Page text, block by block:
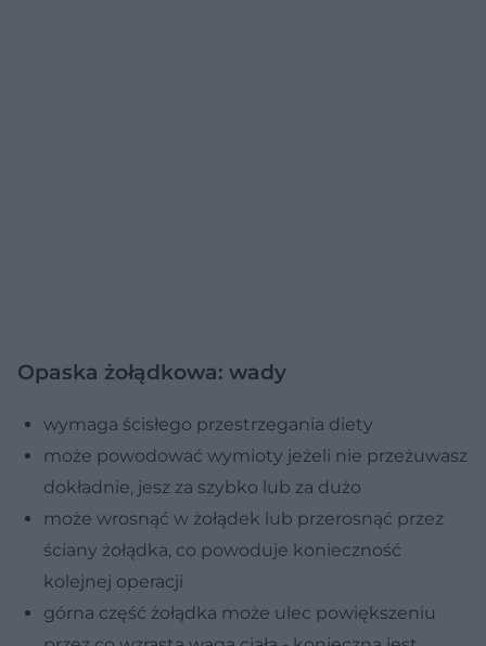
Opaska żołądkowa: wady
wymaga ścisłego przestrzegania diety
może powodować wymioty jeżeli nie przeżuwasz
dokładnie, jesz za szybko lub za dużo
może wrosnąć w żołądek lub przerosnąć przez
ściany żołądka, co powoduje konieczność
kolejnej operacji
górna część żołądka może ulec powiększeniu